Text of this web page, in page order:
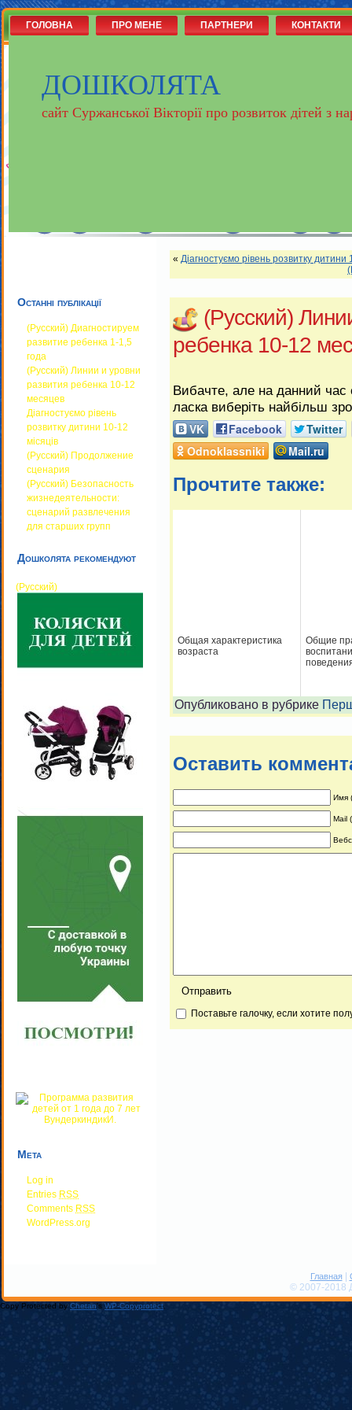
ДОШКОЛЯТА
сайт Суржанської Вікторії про розвиток дітей з
ГОЛОВНА ПРО МЕНЕ ПАРТНЕРИ КОНТАКТИ
Останні публікації
(Русский) Диагностируем
развитие ребенка 1-1,5
года
(Русский) Линии и уровни
развития ребенка 10-12
месяцев
Діагностуємо рівень
розвитку дитини 10-12
місяців
(Русский) Продолжение
сценария
(Русский) Безопасность
жизнедеятельности:
сценарий развлечения
для старших групп
Дошколята рекомендуют
(Русский)
Мета
Log in
Entries RSS
Comments RSS
WordPress.org
« Діагностуємо рівень розвитку дитини
(Русский)
ребенка 10-12
Вибачте, але на данний час
ласка виберіть найбільш
VK
Facebook
Twitter
Odnoklassniki
Mail.ru
Прочтите также:
Общая характеристика
возраста
Общие
Опубликовано в рубрике
Оставить
Имя
Mail
Поставьте галочку, если хотите
Главная|
© 2007-2018
Copy Protected by Chetan's WP-Copyprotect